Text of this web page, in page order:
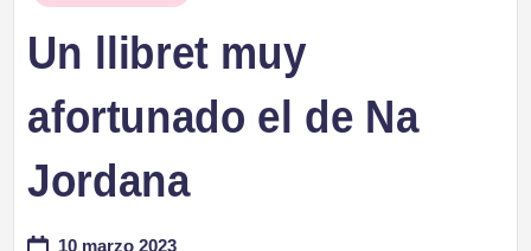
Un llibret muy
afortunado el de Na
Jordana
10 marzo 2023